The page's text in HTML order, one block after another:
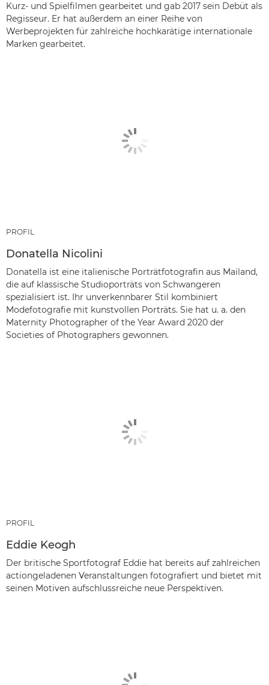
Kurz- und Spielfilmen gearbeitet und gab 2017 sein Debüt als
Regisseur. Er hat außerdem an einer Reihe von
Werbeprojekten für zahlreiche hochkarätige internationale
Marken gearbeitet.
PROFIL
Donatella Nicolini
Donatella ist eine italienische Porträtfotografin aus Mailand,
die auf klassische Studioporträts von Schwangeren
spezialisiert ist. Ihr unverkennbarer Stil kombiniert
Modefotografie mit kunstvollen Porträts. Sie hat u. a. den
Maternity Photographer of the Year Award 2020 der
Societies of Photographers gewonnen.
PROFIL
Eddie Keogh
Der britische Sportfotograf Eddie hat bereits auf zahlreichen
actiongeladenen Veranstaltungen fotografiert und bietet mit
seinen Motiven aufschlussreiche neue Perspektiven.